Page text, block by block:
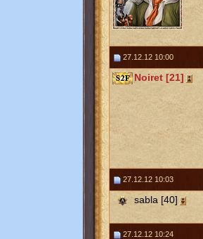
27.12.12 10:00
Noiret [21]
27.12.12 10:03
sabla [40]
27.12.12 10:24